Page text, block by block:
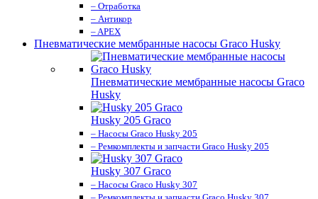
– Отработка
– Антикор
– APEX
Пневматические мембранные насосы Graco Husky
Пневматические мембранные насосы Graco
Husky
Husky 205 Graco
– Насосы Graco Husky 205
– Ремкомплекты и запчасти Graco Husky 205
Husky 307 Graco
– Насосы Graco Husky 307